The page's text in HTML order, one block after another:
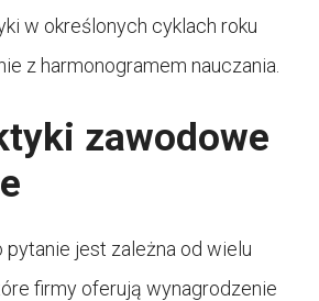
w określonych cyklach roku
z harmonogramem nauczania.
zawodowe
pytanie jest zależna od wielu
firmy oferują wynagrodzenie